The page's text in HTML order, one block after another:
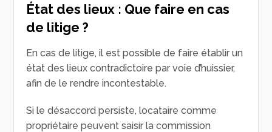
État des lieux : Que faire en cas
de litige ?
En cas de litige, il est possible de faire établir un
état des lieux contradictoire par voie d’huissier,
afin de le rendre incontestable.
Si le désaccord persiste, locataire comme
propriétaire peuvent saisir la commission